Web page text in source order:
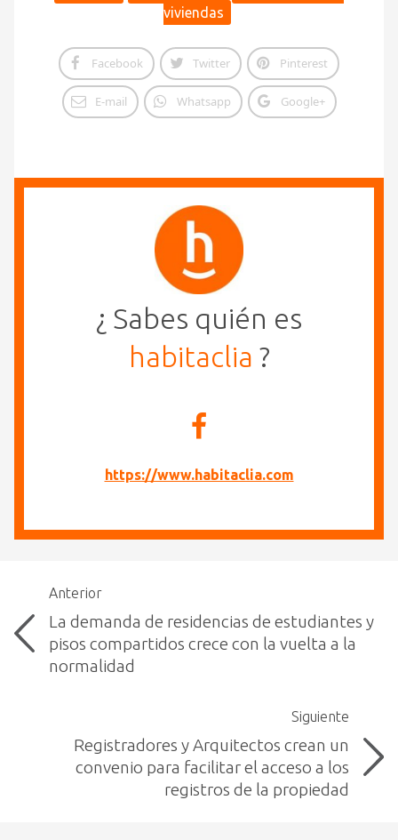
viviendas
Facebook Twitter Pinterest
E-mail Whatsapp Google+
¿ Sabes quién es
habitaclia ?
https://www.habitaclia.com
Anterior
La demanda de residencias de estudiantes y
pisos compartidos crece con la vuelta a la
normalidad
Siguiente
Registradores y Arquitectos crean un
convenio para facilitar el acceso a los
registros de la propiedad